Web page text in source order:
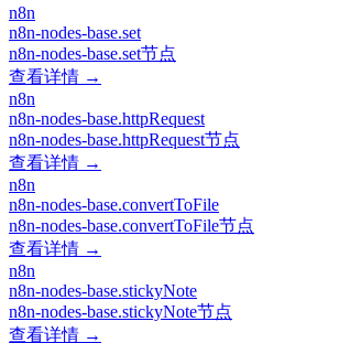
n8n
n8n-nodes-base.set
n8n-nodes-base.set节点
查看详情 →
n8n
n8n-nodes-base.httpRequest
n8n-nodes-base.httpRequest节点
查看详情 →
n8n
n8n-nodes-base.convertToFile
n8n-nodes-base.convertToFile节点
查看详情 →
n8n
n8n-nodes-base.stickyNote
n8n-nodes-base.stickyNote节点
查看详情 →